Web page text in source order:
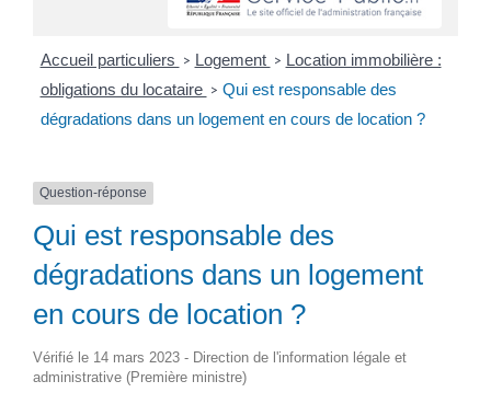
Accueil particuliers > Logement > Location immobilière :
obligations du locataire > Qui est responsable des
dégradations dans un logement en cours de location ?
Question-réponse
Qui est responsable des
dégradations dans un logement
en cours de location ?
Vérifié le 14 mars 2023 - Direction de l'information légale et
administrative (Première ministre)